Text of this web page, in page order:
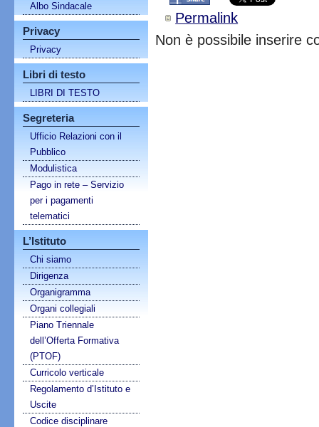
Albo Sindacale
Privacy
Privacy
Libri di testo
LIBRI DI TESTO
Segreteria
Ufficio Relazioni con il
Pubblico
Modulistica
Pago in rete – Servizio
per i pagamenti
telematici
L’Istituto
Chi siamo
Dirigenza
Organigramma
Organi collegiali
Piano Triennale
dell’Offerta Formativa
(PTOF)
Curricolo verticale
Regolamento d’Istituto e
Uscite
Codice disciplinare
Permalink
Non è possibile inserire